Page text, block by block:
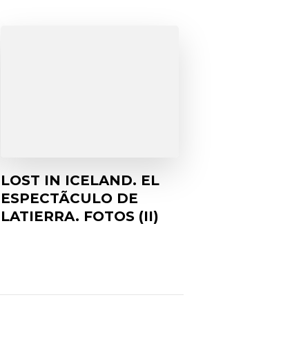
LOST IN ICELAND. EL
ESPECTÃCULO DE
LATIERRA. FOTOS (II)